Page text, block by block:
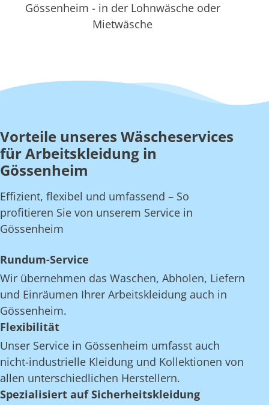
Gössenheim - in der Lohnwäsche oder
Mietwäsche
Vorteile unseres Wäscheservices
für Arbeitskleidung in
Gössenheim
Effizient, flexibel und umfassend – So
profitieren Sie von unserem Service in
Gössenheim
Rundum-Service
Wir übernehmen das Waschen, Abholen, Liefern
und Einräumen Ihrer Arbeitskleidung auch in
Gössenheim.
Flexibilität
Unser Service in Gössenheim umfasst auch
nicht-industrielle Kleidung und Kollektionen von
allen unterschiedlichen Herstellern.
Spezialisiert auf Sicherheitskleidung